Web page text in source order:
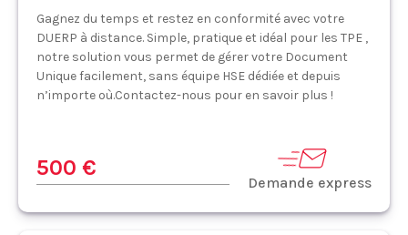
Gagnez du temps et restez en conformité avec votre
DUERP à distance. Simple, pratique et idéal pour les TPE ,
notre solution vous permet de gérer votre Document
Unique facilement, sans équipe HSE dédiée et depuis
n’importe où.Contactez-nous pour en savoir plus !
500 €
Demande express